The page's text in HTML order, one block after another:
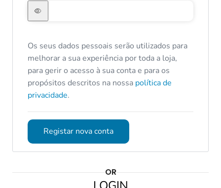
Os seus dados pessoais serão utilizados para
melhorar a sua experiência por toda a loja,
para gerir o acesso à sua conta e para os
propósitos descritos na nossa política de
privacidade.
Registar nova conta
OR